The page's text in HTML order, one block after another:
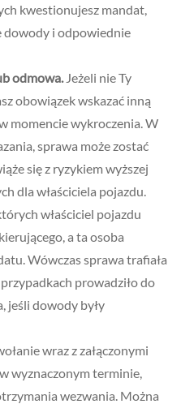
kwestionujesz mandat,
dowody i odpowiednie
odmowa. Jeżeli nie Ty
obowiązek wskazać inną
momencie wykroczenia. W
sprawa może zostać
się z ryzykiem wyższej
dla właściciela pojazdu.
właściciel pojazdu
a ta osoba
Wówczas sprawa trafiała
prowadziło do
jeśli dowody były
wraz z załączonymi
wyznaczonym terminie,
wezwania. Można